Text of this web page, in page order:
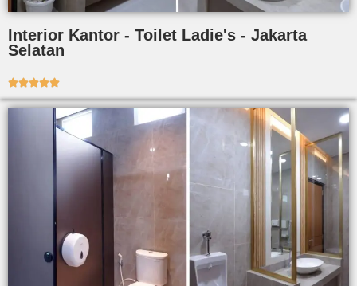
Interior Kantor - Toilet Ladie's - Jakarta
Selatan
